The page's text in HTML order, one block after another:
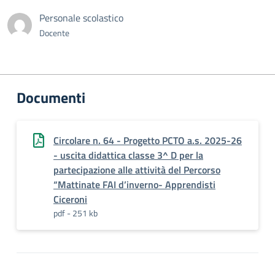
Personale scolastico
Docente
Documenti
Circolare n. 64 - Progetto PCTO a.s. 2025-26
- uscita didattica classe 3^ D per la
partecipazione alle attività del Percorso
“Mattinate FAI d’inverno- Apprendisti
Ciceroni
pdf - 251 kb